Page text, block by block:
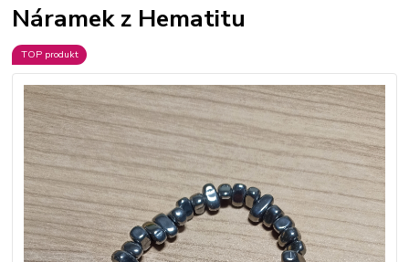
Náramek z Hematitu
TOP produkt